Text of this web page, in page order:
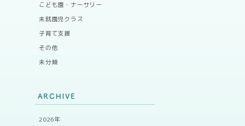
こども園・ナーサリー
未就園児クラス
子育て支援
その他
未分類
ARCHIVE
2026年